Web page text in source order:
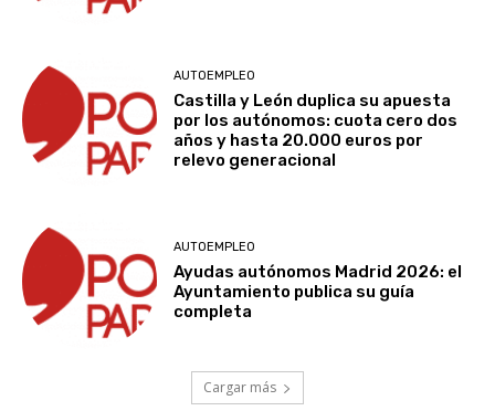
AUTOEMPLEO
Castilla y León duplica su apuesta
por los autónomos: cuota cero dos
años y hasta 20.000 euros por
relevo generacional
AUTOEMPLEO
Ayudas autónomos Madrid 2026: el
Ayuntamiento publica su guía
completa
Cargar más